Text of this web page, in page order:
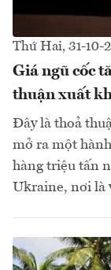
Thứ Hai, 31-10-
Giá ngũ cốc
thuận xuất
Đây là thoả
mở ra một
hàng triệu tấn
Ukraine, nơi là